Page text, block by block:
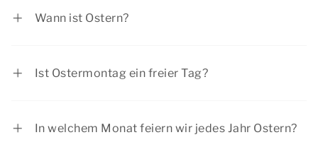
Wann ist Ostern?
Ist Ostermontag ein freier Tag?
In welchem Monat feiern wir jedes Jahr Ostern?